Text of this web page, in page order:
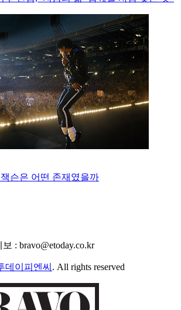
슨은 어떤 존재였을까
: bravo@etoday.co.kr
데이피엔씨 . All rights reserved